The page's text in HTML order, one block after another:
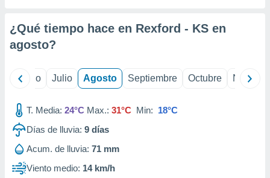
e
de
¿Qué tiempo hace en Rexford - KS en
agosto?
Junio Julio Agosto Septiembre Octubre
T. Media: 24°C Max.: 31°C Min: 18°C
Días de lluvia: 9 días
Acum. de lluvia: 71 mm
Viento medio: 14 km/h